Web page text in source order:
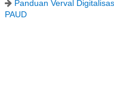
Panduan Verval
PAUD